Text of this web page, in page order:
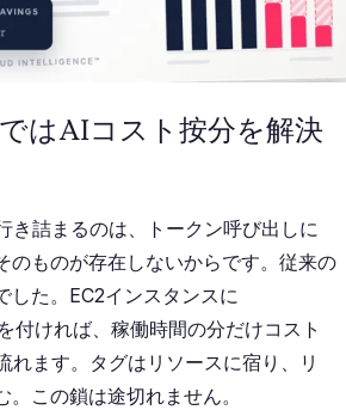
はAIコスト按分を解決
き詰まるのは、トークン呼び出しに
のものが存在しないからです。従来の
した。EC2インスタンスに
付ければ、稼働時間の分だけコスト
ます。タグはリソースに宿り、リ
この鎖は途切れません。